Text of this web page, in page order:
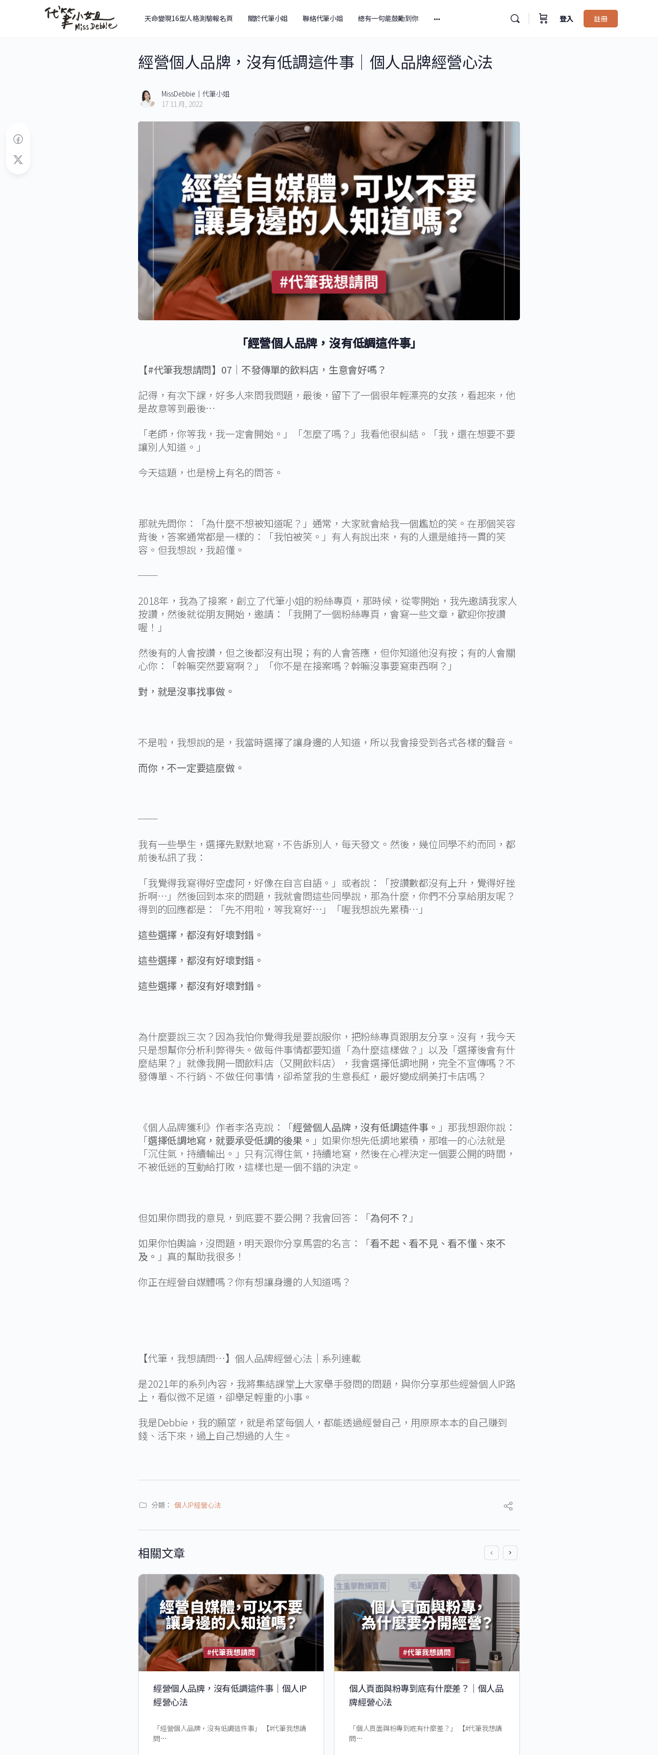
天命變現16型人格測驗報名頁 關於代筆小姐 聯絡代筆小姐 總有一句能鼓勵到你 登入 註冊
經營個人品牌，沒有低調這件事│個人品牌經營心法
MissDebbie｜代筆小姐
17 11 月, 2022
「經營個人品牌，沒有低調這件事」
【#代筆我想請問】​07│不發傳單的飲料店，生意會好嗎？
記得，有次下課，好多人來問我問題，最後，留下了一個很年輕漂亮的女孩，看起來，他
是故意等到最後…
「老師，你等我，我一定會開始。」「怎麼了嗎？」我看他很糾結。「我，還在想要不要
讓別人知道。」
今天這題，也是榜上有名的問答。
那就先問你：「為什麼不想被知道呢？」通常，大家就會給我一個尷尬的笑。在那個笑容
背後，答案通常都是一樣的：「我怕被笑。」有人有說出來，有的人還是維持一貫的笑
容。但我想說，我超懂。
──
2018年，我為了接案，創立了代筆小姐的粉絲專頁，那時候，從零開始，我先邀請我家人
按讚，然後就從朋友開始，邀請：「我開了一個粉絲專頁，會寫一些文章，歡迎你按讚
喔！」
然後有的人會按讚，但之後都沒有出現；有的人會答應，但你知道他沒有按；有的人會關
心你：「幹嘛突然要寫啊？」「你不是在接案嗎？幹嘛沒事要寫東西啊？」
對，就是沒事找事做。
不是啦，我想說的是，我當時選擇了讓身邊的人知道，所以我會接受到各式各樣的聲音。
而你，不一定要這麼做。
──
我有一些學生，選擇先默默地寫，不告訴別人，每天發文。然後，幾位同學不約而同，都
前後私訊了我：
「我覺得我寫得好空虛阿，好像在自言自語。」或者說：「按讚數都沒有上升，覺得好挫
折啊…」然後回到本來的問題，我就會問這些同學說，那為什麼，你們不分享給朋友呢？
得到的回應都是：「先不用啦，等我寫好…」「喔我想說先累積…」
這些選擇，都沒有好壞對錯。
這些選擇，都沒有好壞對錯。
這些選擇，都沒有好壞對錯。
為什麼要說三次？因為我怕你覺得我是要說服你，把粉絲專頁跟朋友分享。沒有，我今天
只是想幫你分析利弊得失。做每件事情都要知道「為什麼這樣做？」以及「選擇後會有什
麼結果？」就像我開一間飲料店（又開飲料店），我會選擇低調地開，完全不宣傳嗎？不
發傳單、不行銷、不做任何事情，卻希望我的生意長紅，最好變成網美打卡店嗎？
《個人品牌獲利》作者李洛克說：「經營個人品牌，沒有低調這件事。 」那我想跟你說：
「選擇低調地寫，就要承受低調的後果。 」如果你想先低調地累積，那唯一的心法就是
「沉住氣，持續輸出。」只有沉得住氣，持續地寫，然後在心裡決定一個要公開的時間，
不被低迷的互動給打敗，這樣也是一個不錯的決定。
但如果你問我的意見，到底要不要公開？我會回答：「為何不？ 」
如果你怕輿論，沒問題，明天跟你分享馬雲的名言：「看不起、看不見、看不懂、來不
及。 」真的幫助我很多！
你正在經營自媒體嗎？你有想讓身邊的人知道嗎？
【代筆，我想請問…】個人品牌經營心法│系列連載
是2021年的系列內容，​我將集結課堂上大家舉手發問的問題，​與你分享那些經營個人IP路
上，​看似微不足道，卻舉足輕重的小事。​
​我是Debbie，​我的願望，就是希望每個人，​都能透過經營自己，​用原原本本的自己賺到
錢、活下來，過上自己想過的人生。
分類： 個人IP經營心法
相關文章
經營個人品牌，沒有低調這件事│個人IP
經營心法
「經營個人品牌，沒有低調這件事」 【#代筆我想請
問…
個人頁面與粉專到底有什麼差？│個人品
牌經營心法
「個人頁面與粉專到底有什麼差？」 【#代筆我想請
問…